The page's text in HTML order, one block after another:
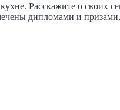
Расскажите о своих
дипломами и